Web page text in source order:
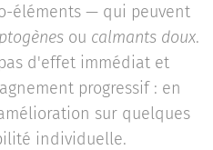
éléments — qui peuvent
ou calmants doux.
d'effet immédiat et
progressif : en
sur quelques
individuelle.